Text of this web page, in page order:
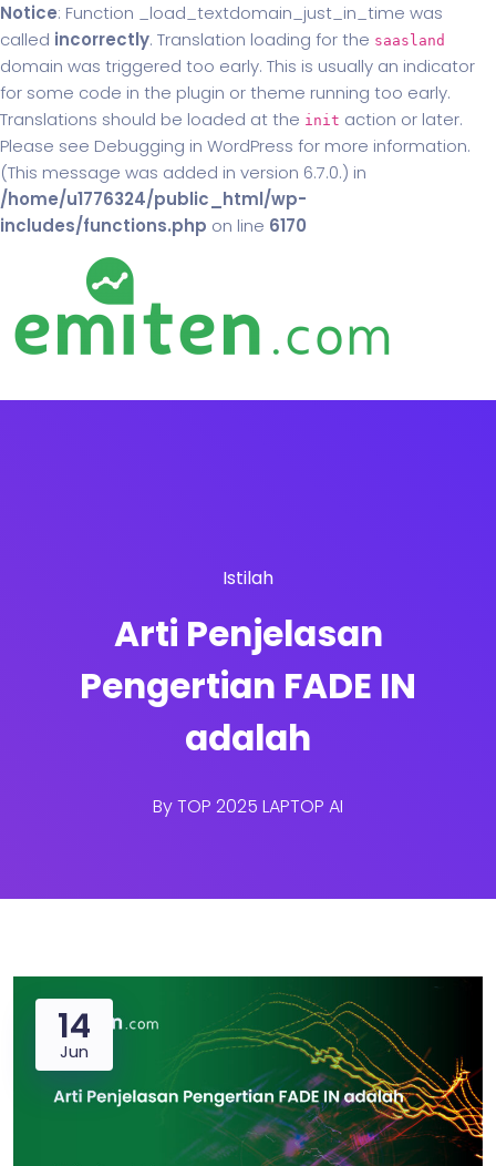
Notice: Function _load_textdomain_just_in_time was
called incorrectly. Translation loading for the saasland
domain was triggered too early. This is usually an indicator
for some code in the plugin or theme running too early.
Translations should be loaded at the init action or later.
Please see Debugging in WordPress for more information.
(This message was added in version 6.7.0.) in
/home/u1776324/public_html/wp-
includes/functions.php on line 6170
Istilah
Arti Penjelasan
Pengertian FADE IN
adalah
ByTOP 2025 LAPTOP AI
14
Jun